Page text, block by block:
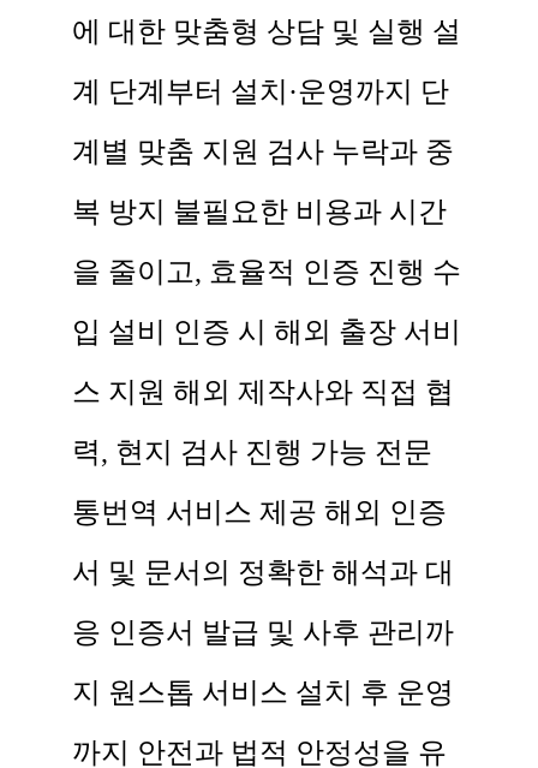
에 대한 맞춤형 상담 및 실행 설
계 단계부터 설치·운영까지 단
계별 맞춤 지원 검사 누락과 중
복 방지 불필요한 비용과 시간
을 줄이고, 효율적 인증 진행 수
입 설비 인증 시 해외 출장 서비
스 지원 해외 제작사와 직접 협
력, 현지 검사 진행 가능 전문
통번역 서비스 제공 해외 인증
서 및 문서의 정확한 해석과 대
응 인증서 발급 및 사후 관리까
지 원스톱 서비스 설치 후 운영
까지 안전과 법적 안정성을 유